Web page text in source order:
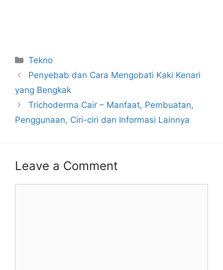
Categories
Tekno
Penyebab dan Cara Mengobati Kaki Kenari
yang Bengkak
Trichoderma Cair – Manfaat, Pembuatan,
Penggunaan, Ciri-ciri dan Informasi Lainnya
Leave a Comment